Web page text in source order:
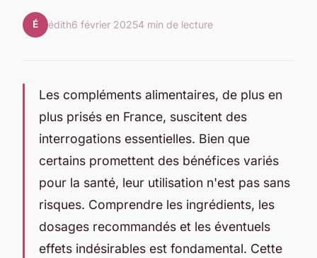
É édith6 février 20254 min de lecture
Les compléments alimentaires, de plus en
plus prisés en France, suscitent des
interrogations essentielles. Bien que
certains promettent des bénéfices variés
pour la santé, leur utilisation n'est pas sans
risques. Comprendre les ingrédients, les
dosages recommandés et les éventuels
effets indésirables est fondamental. Cette